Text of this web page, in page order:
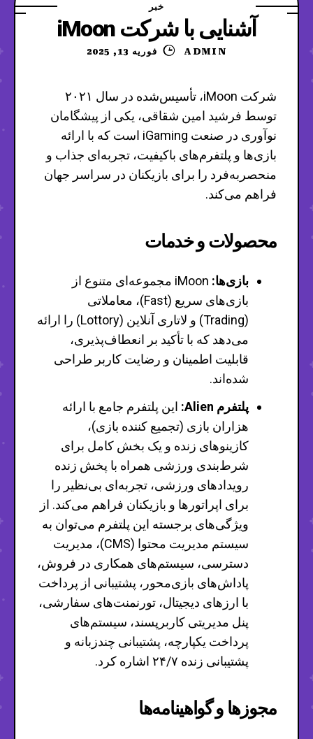
خبر
آشنایی با شرکت iMoon
ADMIN فوریه 13, 2025
شرکت iMoon، تأسیس‌شده در سال ۲۰۲۱
توسط فرشید امین شقاقی، یکی از پیشگامان
نوآوری در صنعت iGaming است که با ارائه
بازی‌ها و پلتفرم‌های باکیفیت، تجربه‌ای جذاب و
منحصربه‌فرد را برای بازیکنان در سراسر جهان
فراهم می‌کند.
محصولات و خدمات
بازی‌ها:
iMoon مجموعه‌ای متنوع از
بازی‌های سریع (Fast)، معاملاتی
(Trading) و لاتاری آنلاین (Lottory) را ارائه
می‌دهد که با تأکید بر انعطاف‌پذیری،
قابلیت اطمینان و رضایت کاربر طراحی
شده‌اند.
پلتفرم Alien:
این پلتفرم جامع با ارائه
هزاران بازی (تجمیع کننده بازی)،
کازینوهای زنده و یک بخش کامل برای
شرط‌بندی ورزشی همراه با پخش زنده
رویدادهای ورزشی، تجربه‌ای بی‌نظیر را
برای اپراتورها و بازیکنان فراهم می‌کند. از
ویژگی‌های برجسته این پلتفرم می‌توان به
سیستم مدیریت محتوا (CMS)، مدیریت
دسترسی، سیستم‌های همکاری در فروش،
پاداش‌های بازی‌محور، پشتیبانی از پرداخت
با ارزهای دیجیتال، تورنمنت‌های سفارشی،
پنل مدیریتی کاربرپسند، سیستم‌های
پرداخت یکپارچه، پشتیبانی چندزبانه و
پشتیبانی زنده ۲۴/۷ اشاره کرد.
مجوزها و گواهینامه‌ها